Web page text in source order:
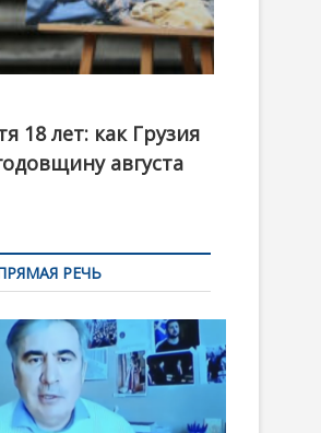
18 лет: как Грузия
августа
РЕЧЬ